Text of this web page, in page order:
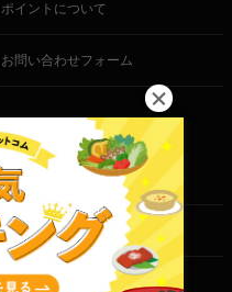
ポイントについて
お問い合わせフォーム
ご利用規約
特定商取引法に基づく表記